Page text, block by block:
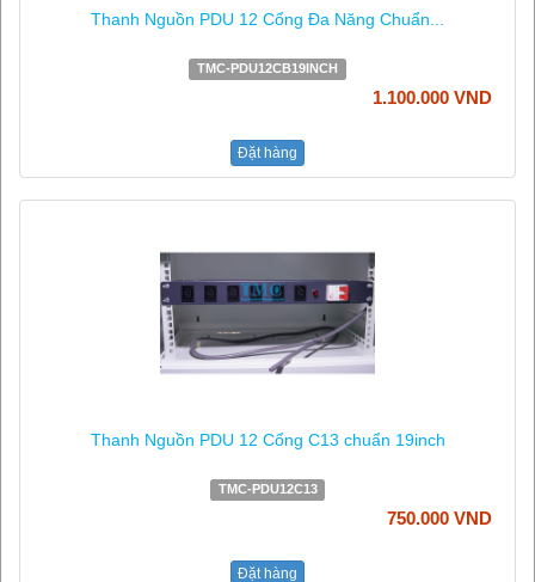
Thanh Nguồn PDU 12 Cổng Đa Năng Chuẩn...
TMC-PDU12CB19INCH
1.100.000 VND
Đặt hàng
Thanh Nguồn PDU 12 Cổng C13 chuẩn 19inch
TMC-PDU12C13
750.000 VND
Đặt hàng